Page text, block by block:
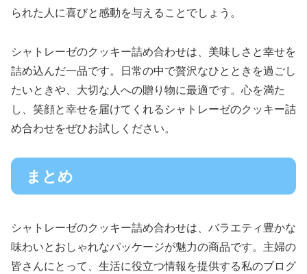
られた人に喜びと感動を与えることでしょう。
シャトレーゼのクッキー詰め合わせは、美味しさと幸せを
詰め込んだ一品です。日常の中で贅沢なひとときを過ごし
たいときや、大切な人への贈り物に最適です。心を満た
し、笑顔と幸せを届けてくれるシャトレーゼのクッキー詰
め合わせをぜひお試しください。
まとめ
シャトレーゼのクッキー詰め合わせは、バラエティ豊かな
味わいとおしゃれなパッケージが魅力の商品です。主婦の
皆さんにとって、生活に役立つ情報を提供する私のブログ